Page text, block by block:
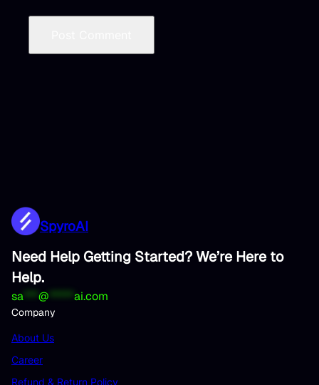
SpyroAI
Need Help Getting Started? We’re Here to
Help.
sa***@*****ai.com
Company
About Us
Career
Refund & Return Policy